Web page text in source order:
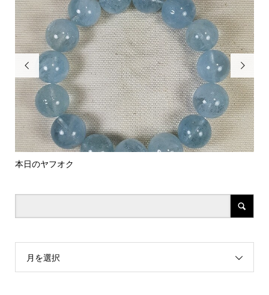

本日のヤフオク

月を選択